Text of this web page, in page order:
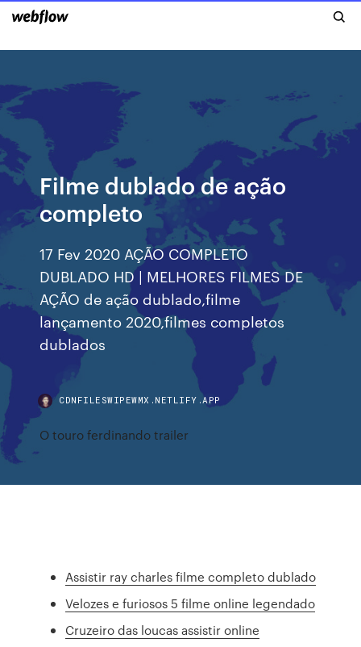
Filme dublado de ação
completo
17 Fev 2020 AÇÃO COMPLETO
DUBLADO HD | MELHORES FILMES DE
AÇÃO de ação dublado,filme
lançamento 2020,filmes completos
dublados
CDNFILESWIPEWMX.NETLIFY.APP
O touro ferdinando trailer
Assistir ray charles filme completo dublado
Velozes e furiosos 5 filme online legendado
Cruzeiro das loucas assistir online